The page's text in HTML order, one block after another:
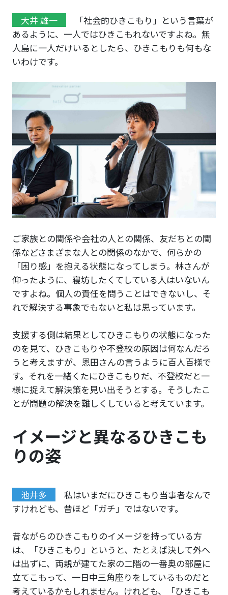
大井 雄一
「社会的ひきこもり」という言葉が
あるように、一人ではひきこもれないですよね。無
人島に一人だけいるとしたら、ひきこもりも何もな
いわけです。
ご家族との関係や会社の人との関係、友だちとの関
係などさまざまな人との関係のなかで、何らかの
「困り感」を抱える状態になってしまう。林さんが
仰ったように、寝坊したくてしている人はいないん
ですよね。個人の責任を問うことはできないし、そ
れで解決する事象でもないと私は思っています。
支援する側は結果としてひきこもりの状態になった
のを見て、ひきこもりや不登校の原因は何なんだろ
うと考えますが、恩田さんの言うように百人百様で
す。それを一緒くたにひきこもりだ、不登校だと一
様に捉えて解決策を見い出そうとする。そうしたこ
とが問題の解決を難しくしていると考えています。
イメージと異なるひきこも
りの姿
池井多
私はいまだにひきこもり当事者なんで
すけれども、昔ほど「ガチ」ではないです。
昔ながらのひきこもりのイメージを持っている方
は、「ひきこもり」というと、たとえば決して外へ
は出ずに、両親が建てた家の二階の一番奥の部屋に
立てこもって、一日中三角座りをしているものだと
考えているかもしれません。けれども、「ひきこも